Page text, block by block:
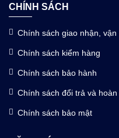
CHÍNH SÁCH
Chính sách giao nhận, vận
Chính sách kiểm hàng
Chính sách bảo hành
Chính sách đổi trả và hoàn
Chính sách bảo mật